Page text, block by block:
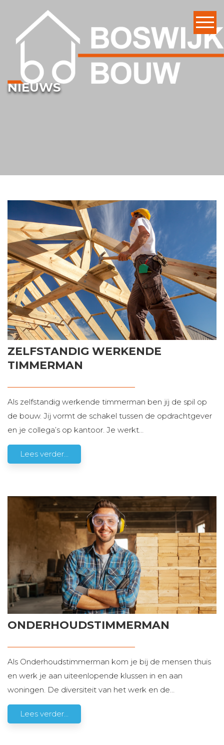
Home
Vacatures
Projecten
Organisatie
Contact
NIEUWS
ZELFSTANDIG WERKENDE
TIMMERMAN
Als zelfstandig werkende timmerman ben jij de spil op
de bouw. Jij vormt de schakel tussen de opdrachtgever
en je collega’s op kantoor. Je werkt
Lees verder...
ONDERHOUDSTIMMERMAN
Als Onderhoudstimmerman kom je bij de mensen thuis
en werk je aan uiteenlopende klussen in en aan
woningen. De diversiteit van het werk en de
Lees verder...